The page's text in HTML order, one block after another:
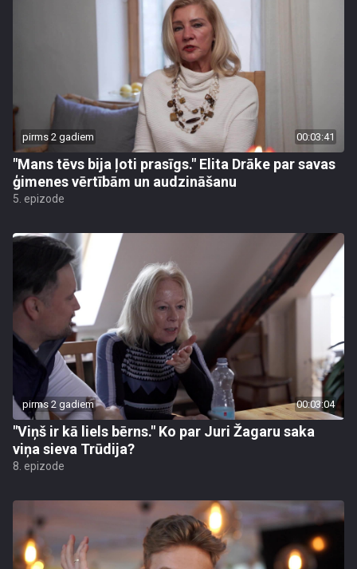
pirms 2 gadiem 00:03:41
"Mans tēvs bija ļoti prasīgs." Elita Drāke par savas
ģimenes vērtībām un audzināšanu
5. epizode
pirms 2 gadiem 00:03:04
"Viņš ir kā liels bērns." Ko par Juri Žagaru saka
viņa sieva Trūdija?
8. epizode